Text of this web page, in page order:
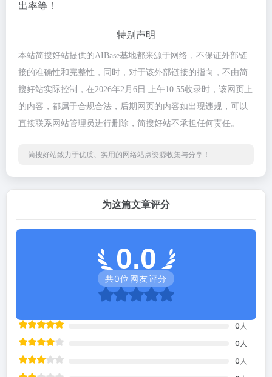
出率等！
特别声明
本站简搜好站提供的AIBase基地都来源于网络，不保证外部链
接的准确性和完整性，同时，对于该外部链接的指向，不由简
搜好站实际控制，在2026年2月6日 上午10:55收录时，该网页上
的内容，都属于合规合法，后期网页的内容如出现违规，可以
直接联系网站管理员进行删除，简搜好站不承担任何责任。
简搜好站致力于优质、实用的网络站点资源收集与分享！
为这篇文章评分
0.0
共0位网友评分
0 人
0 人
0 人